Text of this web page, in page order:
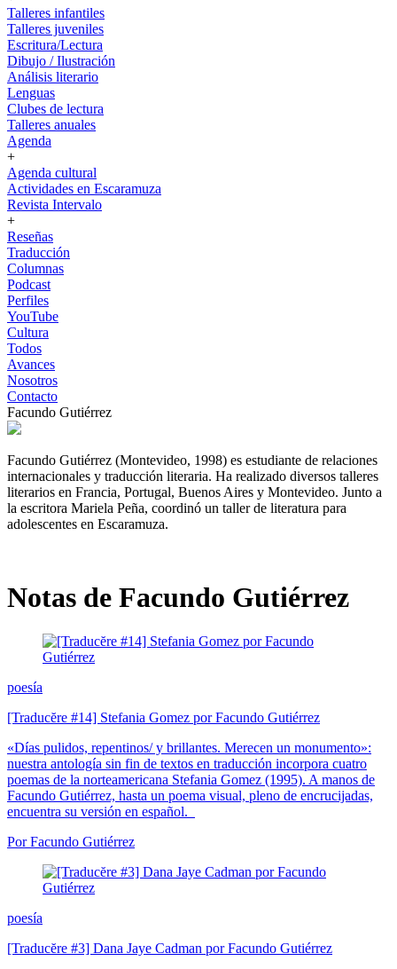
Talleres infantiles
Talleres juveniles
Escritura/Lectura
Dibujo / Ilustración
Análisis literario
Lenguas
Clubes de lectura
Talleres anuales
Agenda
+
Agenda cultural
Actividades en Escaramuza
Revista Intervalo
+
Reseñas
Traducción
Columnas
Podcast
Perfiles
YouTube
Cultura
Todos
Avances
Nosotros
Contacto
Facundo Gutiérrez
Facundo Gutiérrez (Montevideo, 1998) es estudiante de relaciones
internacionales y traducción literaria. Ha realizado diversos talleres
literarios en Francia, Portugal, Buenos Aires y Montevideo. Junto a
la escritora Mariela Peña, coordinó un taller de literatura para
adolescentes en Escaramuza.
Notas de Facundo Gutiérrez
poesía
[Traducĕre #14] Stefania Gomez por Facundo Gutiérrez
«Días pulidos, repentinos/ y brillantes. Merecen un monumento»:
nuestra antología sin fin de textos en traducción incorpora cuatro
poemas de la norteamericana Stefania Gomez (1995). A manos de
Facundo Gutiérrez, hasta un poema visual, pleno de encrucijadas,
encuentra su versión en español.
Por Facundo Gutiérrez
poesía
[Traducĕre #3] Dana Jaye Cadman por Facundo Gutiérrez